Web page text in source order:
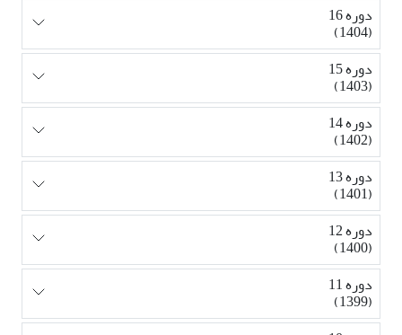
دوره 16
(1404)
دوره 15
(1403)
دوره 14
(1402)
دوره 13
(1401)
دوره 12
(1400)
دوره 11
(1399)